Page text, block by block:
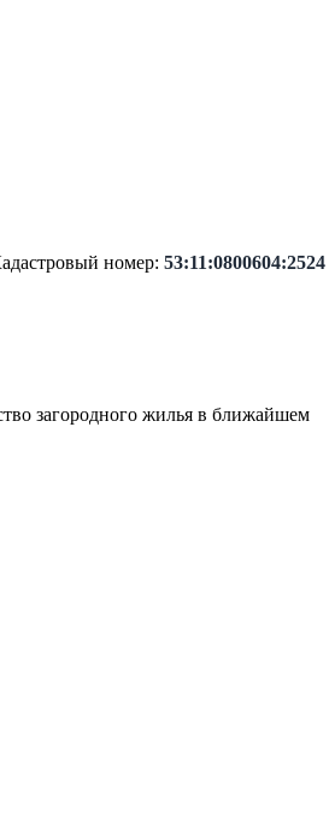
номер: 53:11:0800604:2524
загородного жилья в ближайшем